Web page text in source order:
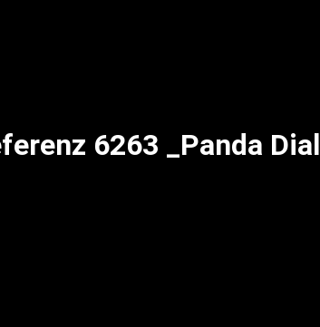
6263 _Panda Dial_